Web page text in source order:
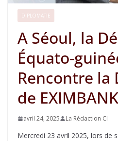
DIPLOMATIE
A Séoul, la
Équato-
Rencontre la
de EXIMBANK
avril 24, 2025 La Rédaction CI
Mercredi 23 avril 2025, lors de